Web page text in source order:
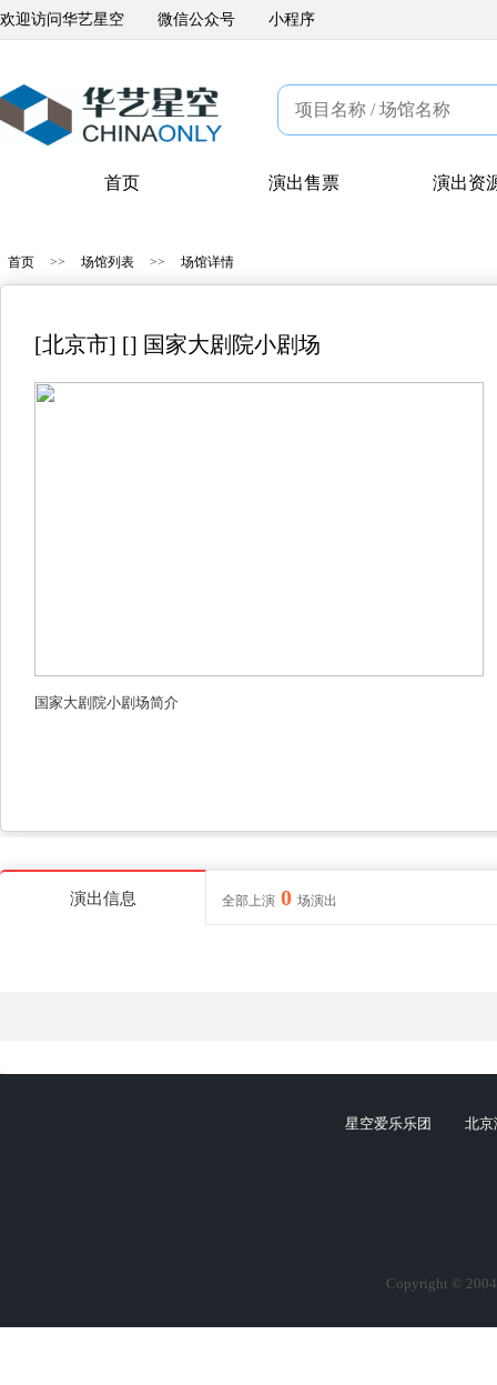
欢迎访问华艺星空 微信公众号 小程序
首页 演出售票 演出资
首页 >> 场馆列表 >> 场馆详情
[北京市] [] 国家大剧院小剧场
国家大剧院小剧场简介
演出信息 全部上演 0 场演出
星空爱乐乐团 北京
Copyright ©